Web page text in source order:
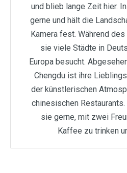
und blieb lange Zeit hier.
gerne und hält die
Kamera fest. Während
sie viele Städte in
Europa besucht.
Chengdu ist ihre
der künstlerischen
chinesischen
sie gerne, mit zwei
Kaffee zu trinken